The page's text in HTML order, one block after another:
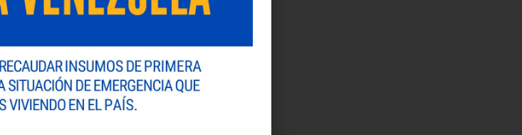
hacia S/4HANA:
adoptar estándares desde cero.
acelera evaluaciones,
artificial, reduciendo tiempos de
hacer que la transición hacia S/4HANA